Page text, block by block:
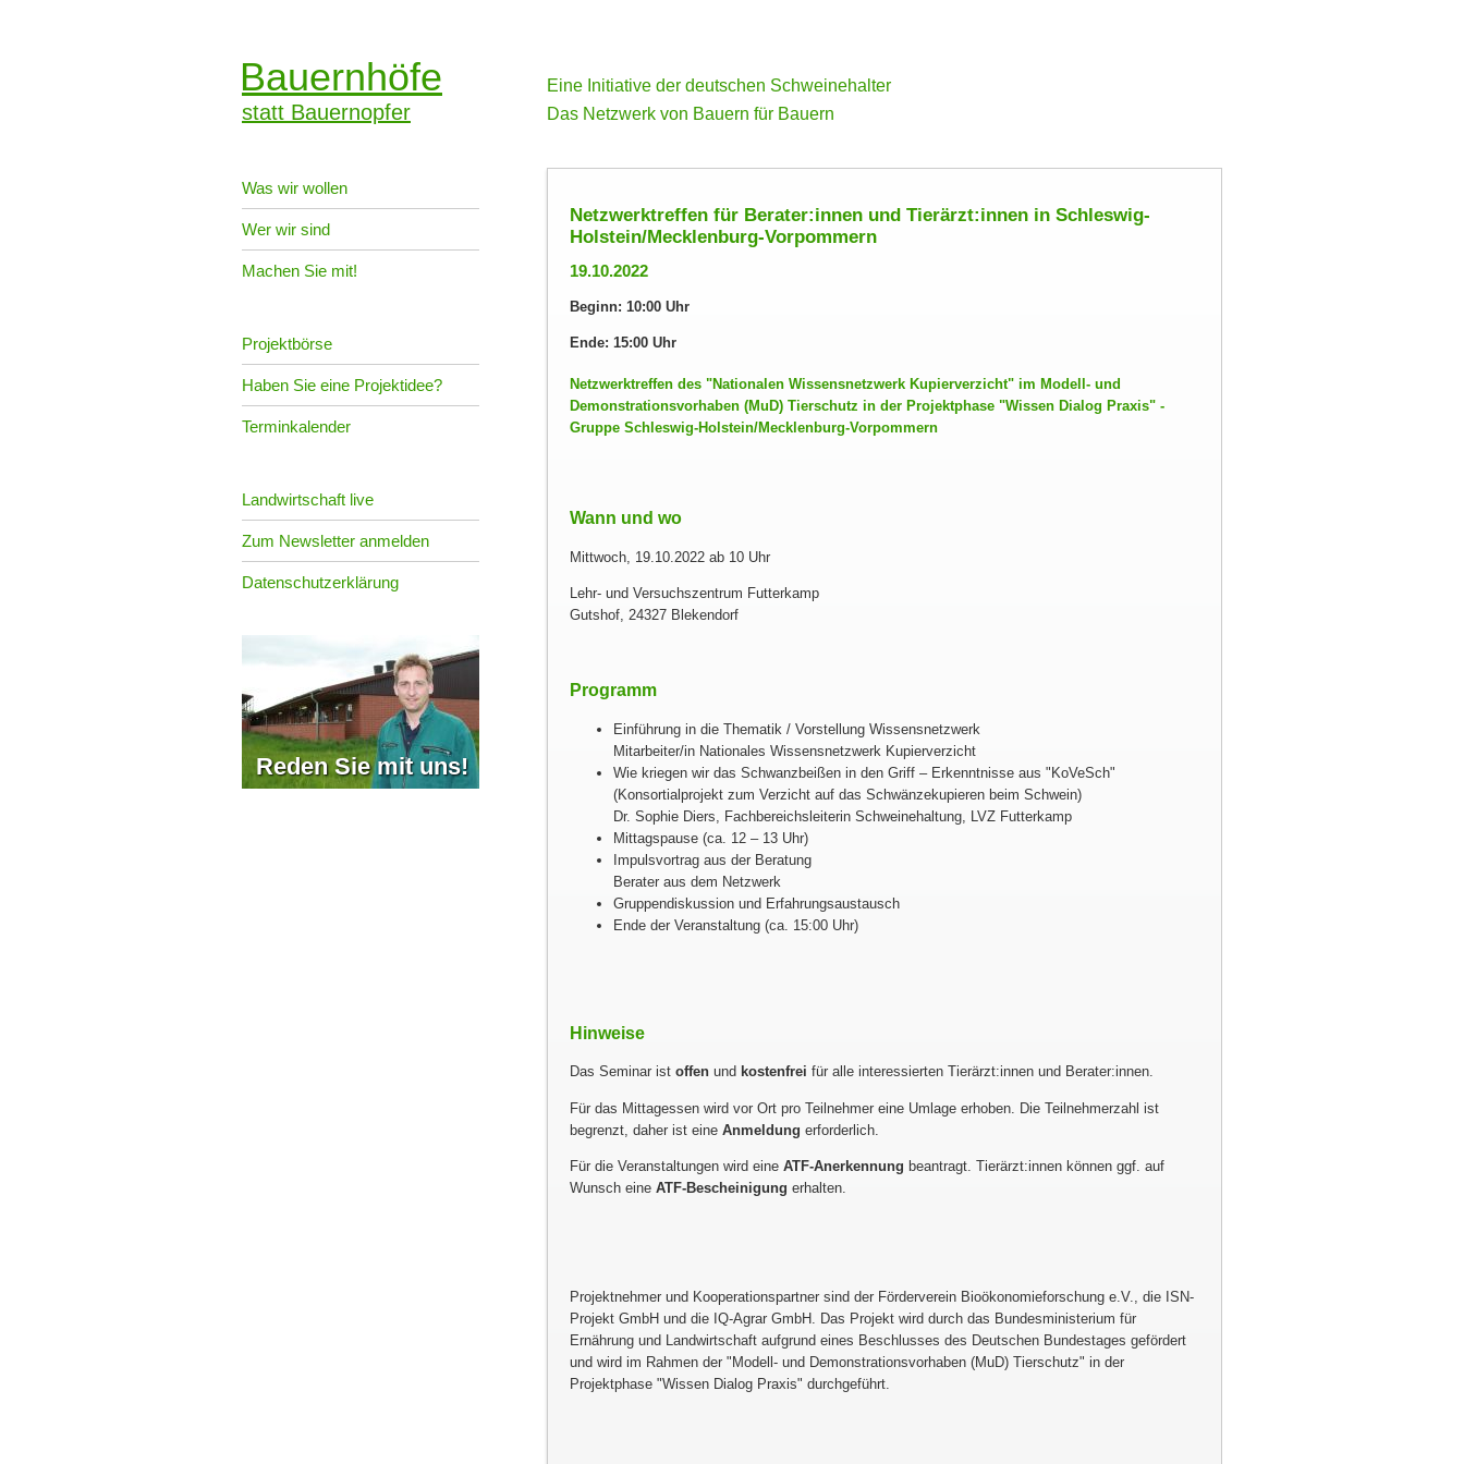
Bauernhöfe
statt Bauernopfer
Eine Initiative der deutschen Schweinehalter
Das Netzwerk von Bauern für Bauern
Was wir wollen
Wer wir sind
Machen Sie mit!
Projektbörse
Haben Sie eine Projektidee?
Terminkalender
Landwirtschaft live
Zum Newsletter anmelden
Datenschutzerklärung
Reden Sie mit uns!
Netzwerktreffen für Berater:innen und Tierärzt:innen in Schleswig-
Holstein/Mecklenburg-Vorpommern
19.10.2022
Beginn: 10:00 Uhr
Ende: 15:00 Uhr
Netzwerktreffen des Nationalen Wissensnetzwerk Kupierverzicht
im Modell- und
Demonstrationsvorhaben (MuD) Tierschutz in der Projektphase
Wissen Dialog Praxis
-
Gruppe Schleswig-Holstein/Mecklenburg-Vorpommern
Wann und wo
Mittwoch, 19.10.2022 ab 10 Uhr
Lehr- und Versuchszentrum Futterkamp
Gutshof, 24327 Blekendorf
Programm
Einführung in die Thematik / Vorstellung Wissensnetzwerk
Mitarbeiter/in Nationales Wissensnetzwerk Kupierverzicht
Wie kriegen wir das Schwanzbeißen in den Griff – Erkenntnisse aus
KoVeSch
(Konsortialprojekt zum Verzicht auf das Schwänzekupieren beim Schwein)
Dr. Sophie Diers, Fachbereichsleiterin Schweinehaltung, LVZ Futterkamp
Mittagspause (ca. 12 – 13 Uhr)
Impulsvortrag aus der Beratung
Berater aus dem Netzwerk
Gruppendiskussion und Erfahrungsaustausch
Ende der Veranstaltung (ca. 15:00 Uhr)
Hinweise
Das Seminar ist offen und kostenfrei für alle interessierten Tierärzt:innen und Berater:innen.
Für das Mittagessen wird vor Ort pro Teilnehmer eine Umlage erhoben. Die Teilnehmerzahl ist
begrenzt, daher ist eine Anmeldung erforderlich.
Für die Veranstaltungen wird eine ATF-Anerkennung beantragt. Tierärzt:innen können ggf. auf
Wunsch eine ATF-Bescheinigung erhalten.
Projektnehmer und Kooperationspartner sind der Förderverein Bioökonomieforschung e.V., die ISN-
Projekt GmbH und die IQ-Agrar GmbH. Das Projekt wird durch das Bundesministerium für
Ernährung und Landwirtschaft aufgrund eines Beschlusses des Deutschen Bundestages gefördert
und wird im Rahmen der
Modell- und Demonstrationsvorhaben (MuD) Tierschutz
in der
Projektphase Wissen Dialog Praxis durchgeführt.